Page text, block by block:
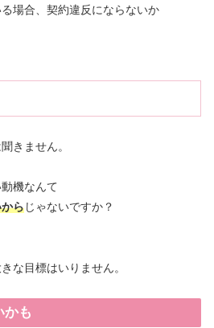
場合、契約違反にならないか
きません。
機なんて
らじゃないですか？
な目標はいりません。
かも